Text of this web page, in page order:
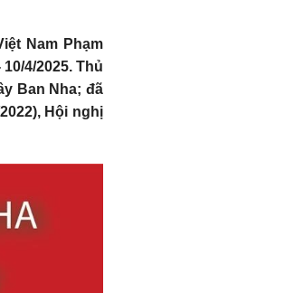
Nam Phạm
4/2025. Thủ
Ban Nha; đã
Hội nghị